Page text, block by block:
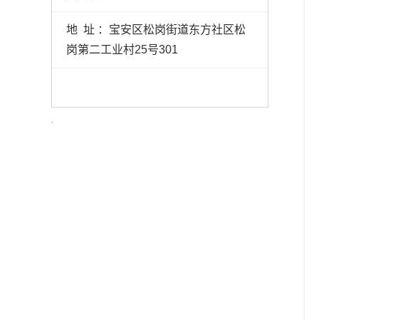
地 址 ：宝安区松岗街道东方社区松
岗第二工业村25号301